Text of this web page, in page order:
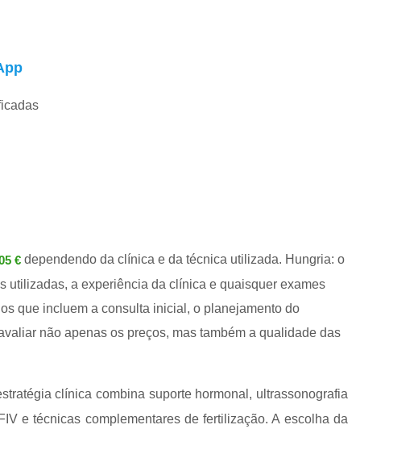
€ dependendo da clínica e da técnica utilizada. Hungria: o
utilizadas, a experiência da clínica e quaisquer exames
que incluem a consulta inicial, o planejamento do
não apenas os preços, mas também a qualidade das
clínica combina suporte hormonal, ultrassonografia
e técnicas complementares de fertilização. A escolha da